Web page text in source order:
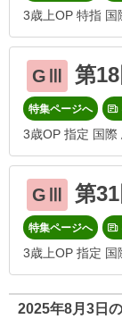
3歳上OP 特指 国
GⅢ 第
特集ページへ
3歳OP 指定 国際
GⅢ 第
特集ページへ
3歳上OP 指定 国
2025年8月3日